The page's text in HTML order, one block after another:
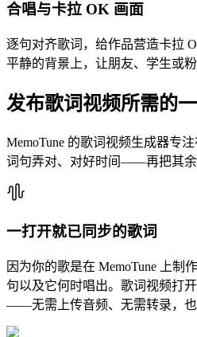
合唱与卡拉 OK 画面
逐句对齐歌词，给作品营造卡拉
平静的背景上，让朋友、学生或粉
发布歌词视频所需的
MemoTune 的歌词视频生成器专
词句弄对、对好时间——再把其余
一打开就已同步的歌词
因为你的歌是在 MemoTune 上制
句以及它何时唱出。歌词视频打
——无需上传音频、无需转录，也